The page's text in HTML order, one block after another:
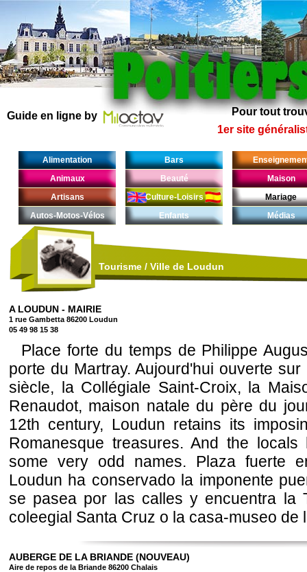
Pour tout
1er site
Guide en ligne by
Alimentation
Animaux
Artisans
Autos-Motos-Vélos
Bars
Beauté
Culture-Loisirs
Enfants
Maison
Mariage
Médias
Tourisme / Ville de Loudun
A LOUDUN - MAIRIE
1 rue Gambetta 86200 Loudun
05 49 98 15 38
Place forte du temps de Philippe
porte du Martray. Aujourd'hui ouverte
siècle, la Collégiale Saint-Croix, la
Renaudot, maison natale du père du
12th century, Loudun retains its
Romanesque treasures. And the
some very odd names. Plaza fuerte
Loudun ha conservado la imponente
se pasea por las calles y encuentra la
coleegial Santa Cruz o la casa-museo de
AUBERGE DE LA BRIANDE (NOUVEAU)
Aire de repos de la Briande 86200 Chalais